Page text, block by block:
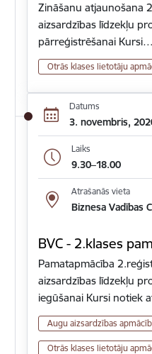
Zināšanu atjaunošana
aizsardzības līdzekļu
pārreģistrēšanai Kursi…
Otrās klases lietotāju
Datums
3. novembris,
Laiks
9.30–18.00
Atrašanās vieta
Biznesa Vadības
BVC - 2.klases
Pamatapmācība
aizsardzības līdzekļu
iegūšanai Kursi notiek
Augu aizsardzības
Otrās klases lietotāju